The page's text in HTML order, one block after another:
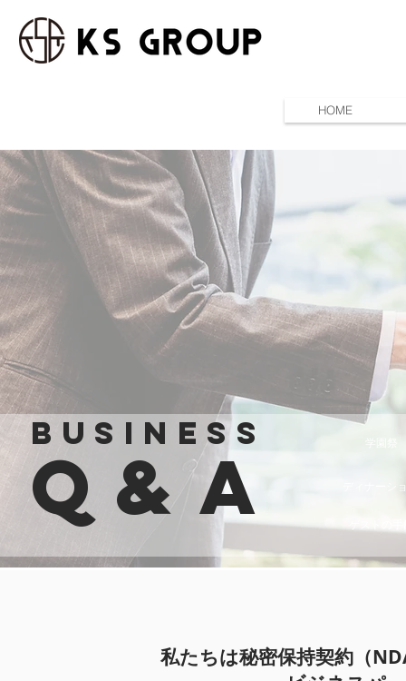
コンサート ディナー
HOME
Q&A
business
ディナーシ
私たちは秘密保持契約（